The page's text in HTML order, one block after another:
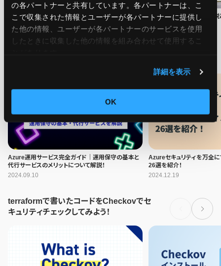
の各パートナーと共有しています。各パートナーは、こ
こで収集された情報とユーザーが各パートナーに提供し
た他の情報、ユーザーが各パートナーのサービスを使用
したときに収集した他の情報を組み合わせて使用​​するこ
詳細を表示
OK
GoogleやAmazonなど、1.8億件のパスワード流出 ─
情報窃取型マルウェアが原因
2025.05.30
AI推進法が可決 ─内容解説
ョンを考察
2025.05.29
Azure運用サービス完全ガイド｜運用保守の基本と
代行サービスのメリットについて解説！
2024.09.10
Azureセキュリティを万全に
26選を紹介！
2024.12.19
terraformで書いたコードをCheckovでセ
キュリティチェックしてみよう！